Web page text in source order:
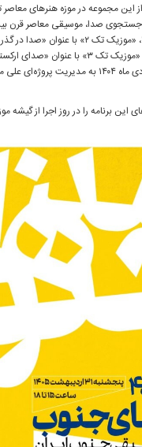
این مجموعه در موزه هنرهای معاصر
عنوان «در جستجوی صدا، موسیقی معاصر
مهدی جلالی ۸ و ۹ آبان ۱۴۰۴، «موزیک تک ۲»
عطرکارروشن ۱۶ آبان ۱۴۰۴، و «موزیک تک ۳»
آروین صداقت کیش ۴ و ۵ دی ماه ۱۴۰۴ به
این برنامه را در روز اجرا از گیشه